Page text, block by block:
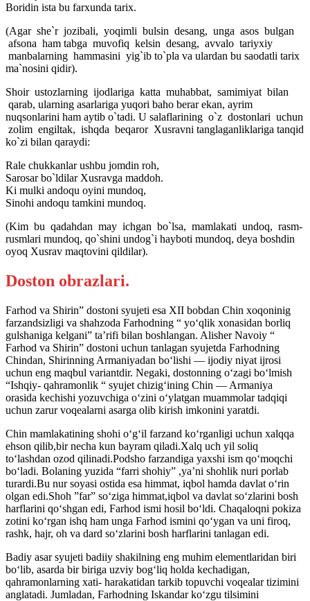
Boridin ista bu farxunda tarix.
(Agar she`r jozibali, yoqimli bulsin desang, unga asos bulgan
afsona ham tabga muvofiq kelsin desang, avvalo tariyxiy
manbalarning hammasini yig`ib to`pla va ulardan bu saodatli tarix
ma`nosini qidir).
Shoir ustozlarning ijodlariga katta muhabbat, samimiyat bilan
qarab, ularning asarlariga yuqori baho berar ekan, ayrim
nuqsonlarini ham aytib o`tadi. U salaflarining o`z dostonlari uchun
zolim engiltak, ishqda beqaror Xusravni tanglaganliklariga tanqid
ko`zi bilan qaraydi:
Rale chukkanlar ushbu jomdin roh,
Sarosar bo`ldilar Xusravga maddoh.
Ki mulki andoqu oyini mundoq,
Sinohi andoqu tamkini mundoq.
(Kim bu qadahdan may ichgan bo`lsa, mamlakati undoq, rasm-
rusmlari mundoq, qo`shini undog`i hayboti mundoq, deya boshdin
oyoq Xusrav maqtovini qildilar).
Doston obrazlari.
Farhod va Shirin” dostoni syujeti esa XII bobdan Chin xoqoninig
farzandsizligi va shahzoda Farhodning “ yo‘qlik xonasidan borliq
gulshaniga kelgani” ta’rifi bilan boshlangan. Alisher Navoiy “
Farhod va Shirin” dostoni uchun tanlagan syujetda Farhodning
Chindan, Shirinning Armaniyadan bo‘lishi — ijodiy niyat ijrosi
uchun eng maqbul variantdir. Negaki, dostonning o‘zagi bo‘lmish
“Ishqiy- qahramonlik “ syujet chizig‘ining Chin — Armaniya
orasida kechishi yozuvchiga o‘zini o‘ylatgan muammolar tadqiqi
uchun zarur voqealarni asarga olib kirish imkonini yaratdi.
Chin mamlakatining shohi o‘g‘il farzand ko‘rganligi uchun xalqqa
ehson qilib,bir necha kun bayram qiladi.Xalq uch yil soliq
to‘lashdan ozod qilinadi.Podsho farzandiga yaxshi ism qo‘moqchi
bo‘ladi. Bolaning yuzida “farri shohiy” ,ya’ni shohlik nuri porlab
turardi.Bu nur soyasi ostida esa himmat, iqbol hamda davlat o‘rin
olgan edi.Shoh ”far” so‘ziga himmat,iqbol va davlat so‘zlarini bosh
harflarini qo‘shgan edi, Farhod ismi hosil bo‘ldi. Chaqaloqni pokiza
zotini ko‘rgan ishq ham unga Farhod ismini qo‘ygan va uni firoq,
rashk, hajr, oh va dard so‘zlarini bosh harflarini tanlagan edi.
Badiy asar syujeti badiiy shakilning eng muhim elementlaridan biri
bo‘lib, asarda bir biriga uzviy bog‘liq holda kechadigan,
qahramonlarning xati- harakatidan tarkib topuvchi voqealar tizimini
anglatadi. Jumladan, Farhodning Iskandar ko‘zgu tilsimini